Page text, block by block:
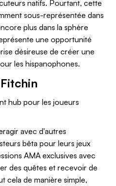
natifs. Pourtant, cette
sous-représentée dans
plus dans la sphère
une opportunité
désireuse de créer une
les hispanophones.
hub pour les joueurs
avec d'autres
bêta pour leurs jeux
AMA exclusives avec
des quêtes et recevoir de
cela de manière simple,